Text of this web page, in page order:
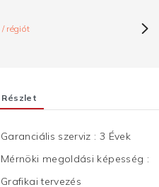
régiót
Részlet
Garanciális szerviz : 3 Évek
Mérnöki megoldási képesség :
Grafikai tervezés